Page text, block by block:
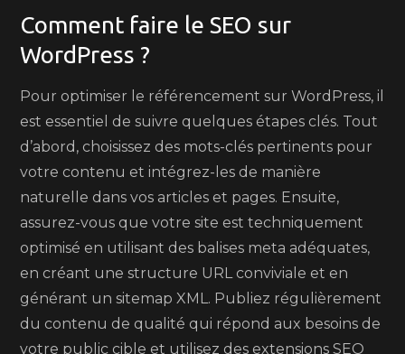
Comment faire le SEO sur
WordPress ?
Pour optimiser le référencement sur WordPress, il
est essentiel de suivre quelques étapes clés. Tout
d’abord, choisissez des mots-clés pertinents pour
votre contenu et intégrez-les de manière
naturelle dans vos articles et pages. Ensuite,
assurez-vous que votre site est techniquement
optimisé en utilisant des balises meta adéquates,
en créant une structure URL conviviale et en
générant un sitemap XML. Publiez régulièrement
du contenu de qualité qui répond aux besoins de
votre public cible et utilisez des extensions SEO